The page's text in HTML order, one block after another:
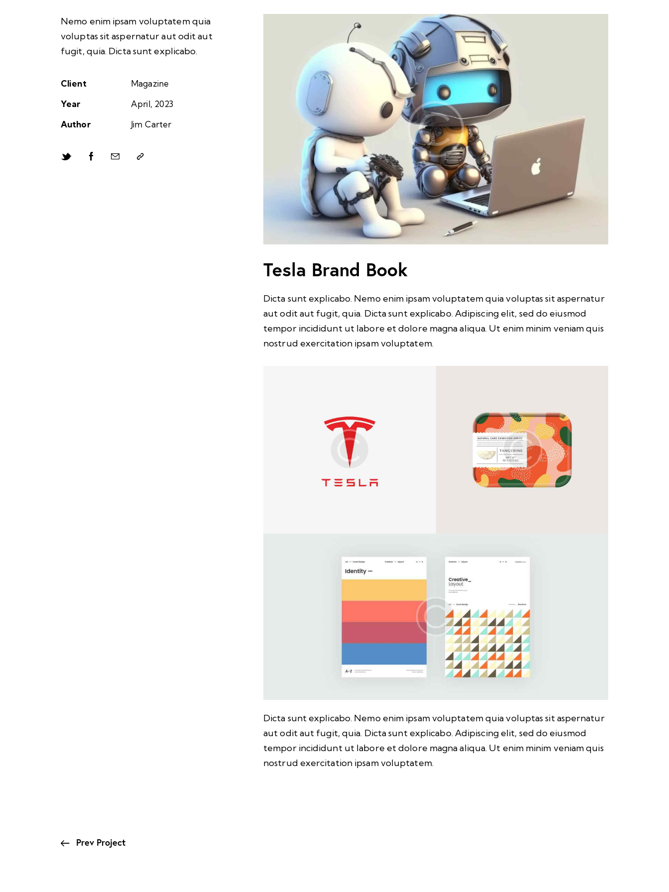
Nemo enim ipsam voluptatem quia
voluptas sit aspernatur aut odit aut
fugit, quia. Dicta sunt explicabo.
Client
Magazine
Year
April, 2023
Author
Jim Carter
Tesla Brand Book
Dicta sunt explicabo. Nemo enim ipsam voluptatem quia voluptas sit aspernatur
aut odit aut fugit, quia. Dicta sunt explicabo. Adipiscing elit, sed do eiusmod
tempor incididunt ut labore et dolore magna aliqua. Ut enim minim veniam quis
nostrud exercitation ipsam voluptatem.
Dicta sunt explicabo. Nemo enim ipsam voluptatem quia voluptas sit aspernatur
aut odit aut fugit, quia. Dicta sunt explicabo. Adipiscing elit, sed do eiusmod
tempor incididunt ut labore et dolore magna aliqua. Ut enim minim veniam quis
nostrud exercitation ipsam voluptatem.
Prev Project